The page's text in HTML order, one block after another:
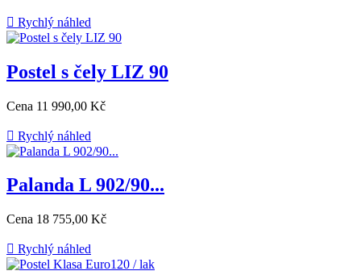
 Rychlý náhled
Postel s čely LIZ 90
Cena 11 990,00 Kč
 Rychlý náhled
Palanda L 902/90...
Cena 18 755,00 Kč
 Rychlý náhled